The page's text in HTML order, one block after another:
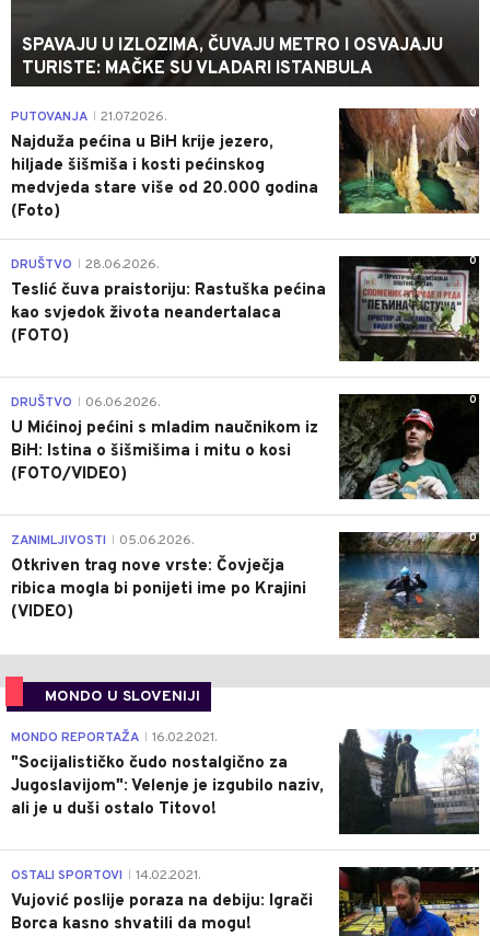
SPAVAJU U IZLOZIMA, ČUVAJU METRO I OSVAJAJU
TURISTE: MAČKE SU VLADARI ISTANBULA
0
PUTOVANJA 21.07.2026.
Najduža pećina u BiH krije jezero,
hiljade šišmiša i kosti pećinskog
medvjeda stare više od 20.000 godina
(Foto)
0
DRUŠTVO 28.06.2026.
Teslić čuva praistoriju: Rastuška pećina
kao svjedok života neandertalaca
(FOTO)
0
DRUŠTVO 06.06.2026.
U Mićinoj pećini s mladim naučnikom iz
BiH: Istina o šišmišima i mitu o kosi
(FOTO/VIDEO)
0
ZANIMLJIVOSTI 05.06.2026.
Otkriven trag nove vrste: Čovječja
ribica mogla bi ponijeti ime po Krajini
(VIDEO)
MONDO U SLOVENIJI
4
MONDO REPORTAŽA 16.02.2021.
"Socijalističko čudo nostalgično za
Jugoslavijom": Velenje je izgubilo naziv,
ali je u duši ostalo Titovo!
1
OSTALI SPORTOVI 14.02.2021.
Vujović poslije poraza na debiju: Igrači
Borca kasno shvatili da mogu!